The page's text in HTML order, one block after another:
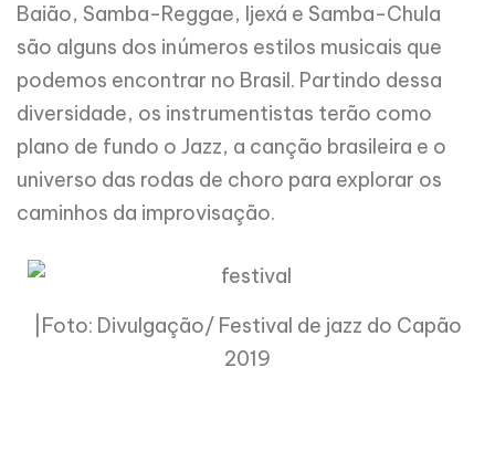
Baião, Samba-Reggae, Ijexá e Samba-Chula
são alguns dos inúmeros estilos musicais que
podemos encontrar no Brasil. Partindo dessa
diversidade, os instrumentistas terão como
plano de fundo o Jazz, a canção brasileira e o
universo das rodas de choro para explorar os
caminhos da improvisação.
|Foto: Divulgação/ Festival de jazz do Capão
2019